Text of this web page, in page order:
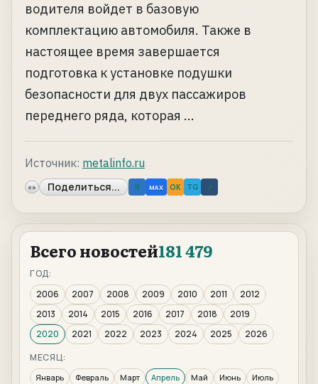
водителя войдет в базовую
комплектацию автомобиля. Также в
настоящее время завершается
подготовка к установке подушки
безопасности для двух пассажиров
переднего ряда, которая ...
Источник: metalinfo.ru
«» Поделиться... B MAX OK TG ↗
Всего новостей181 479
ГОД:
2006
2007 2008 2009 2010 2011
2012
2013
2014 2015 2016 2017 2018
2019
2020
2021 2022 2023 2024 2025
2026
МЕСЯЦ:
Январь Февраль Март Апрель Май Июнь
Июль